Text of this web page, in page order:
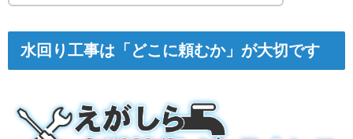
水回り工事は「どこに頼むか」が大切です